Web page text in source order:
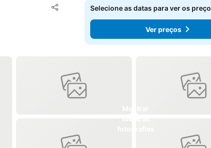
Partilhar
Adicionar aos favoritos
Selecione as datas para ver os
Ver preços